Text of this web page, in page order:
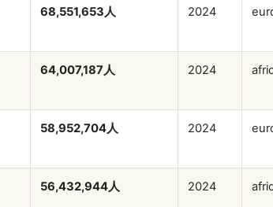
68,551,653人 2024
64,007,187人 2024
58,952,704人 2024
56,432,944人 2024